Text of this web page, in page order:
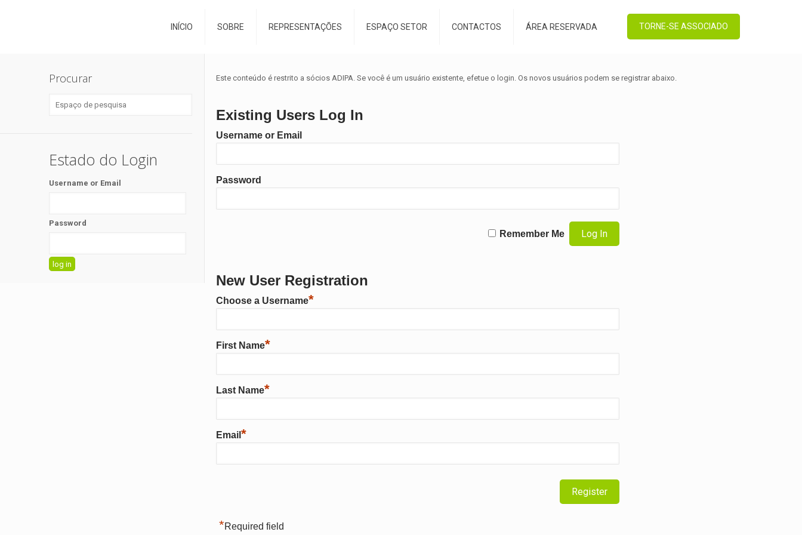
INÍCIO SOBRE REPRESENTAÇÕES ESPAÇO SETOR CONTACTOS ÁREA RESERVADA TORNE-SE ASSOCIADO
Este conteúdo é restrito a sócios ADIPA. Se você é um usuário existente, efetue o login. Os novos usuários podem se registrar abaixo.
Existing Users Log In
Username or Email
Password
Remember Me
New User Registration
Choose a Username*
First Name*
Last Name*
Email *
*Required field
Procurar
Estado do Login
Username or Email
Password